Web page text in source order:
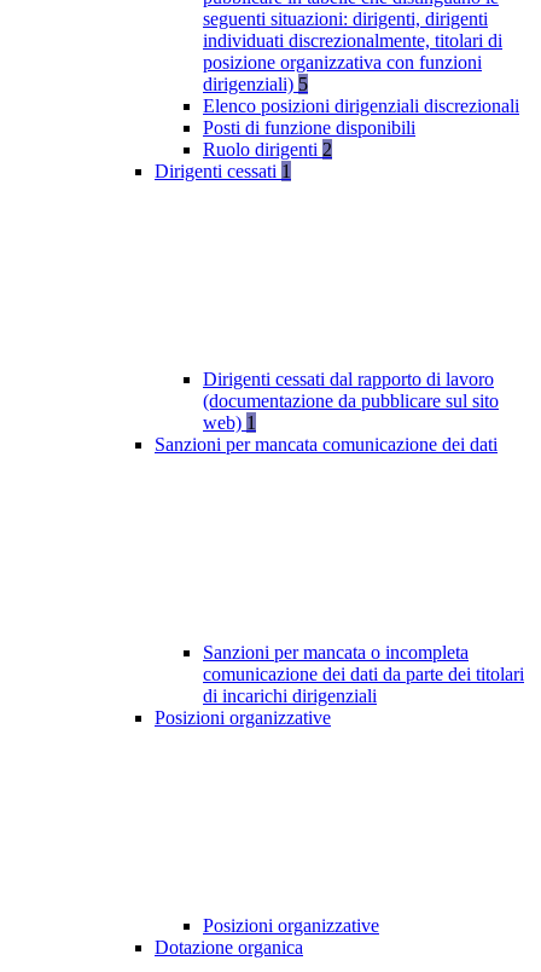
seguenti situazioni: dirigenti, dirigenti
individuati discrezionalmente, titolari di
posizione organizzativa con funzioni
dirigenziali) 5
Elenco posizioni dirigenziali discrezionali
Posti di funzione disponibili
Ruolo dirigenti 2
Dirigenti cessati 1
Dirigenti cessati dal rapporto di lavoro
(documentazione da pubblicare sul sito
web) 1
Sanzioni per mancata comunicazione dei dati
Sanzioni per mancata o incompleta
comunicazione dei dati da parte dei titolari
di incarichi dirigenziali
Posizioni organizzative
Posizioni organizzative
Dotazione organica